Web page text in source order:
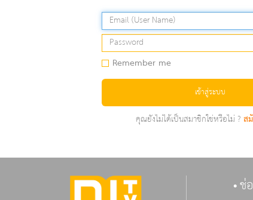
Remember me
เข้าสู่ระบบ
คุณยังไม่ได้เป็นสมาชิกใช่หรือไม่ ?ส
ช่